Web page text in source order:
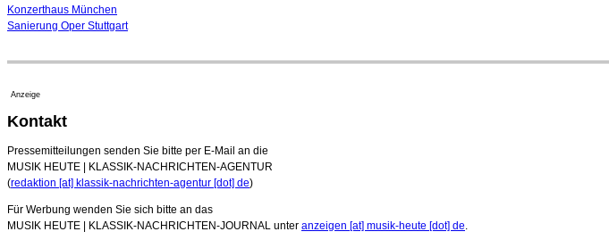
Konzerthaus München
Sanierung Oper Stuttgart
Anzeige
Kontakt
Pressemitteilungen senden Sie bitte per E-Mail an die
MUSIK HEUTE | KLASSIK-NACHRICHTEN-AGENTUR
(redaktion [at] klassik-nachrichten-agentur [dot] de)
Für Werbung wenden Sie sich bitte an das
MUSIK HEUTE | KLASSIK-NACHRICHTEN-JOURNAL unter anzeigen [at] musik-heute [dot] de